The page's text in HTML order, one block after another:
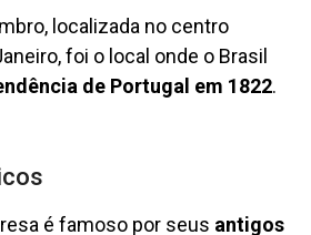
localizada no centro
foi o local onde o Brasil
de Portugal em 1822.
é famoso por seus antigos